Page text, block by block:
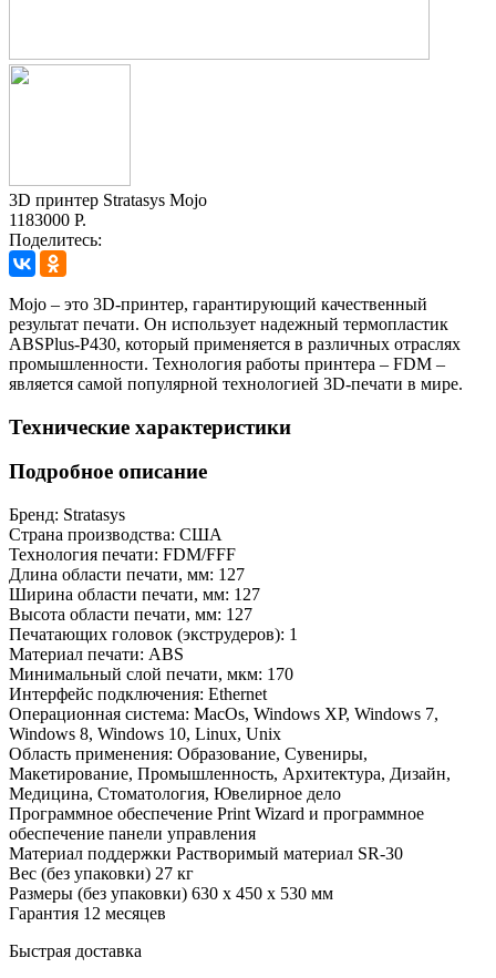
3D принтер Stratasys Mojo
1183000 Р.
Поделитесь:
Mojo – это 3D-принтер, гарантирующий качественный
результат печати. Он использует надежный термопластик
ABSPlus-P430, который применяется в различных отраслях
промышленности. Технология работы принтера – FDM –
является самой популярной технологией 3D-печати в мире.
Технические характеристики
Подробное описание
Бренд: Stratasys
Страна производства: США
Технология печати: FDM/FFF
Длина области печати, мм: 127
Ширина области печати, мм: 127
Высота области печати, мм: 127
Печатающих головок (экструдеров): 1
Материал печати: ABS
Минимальный слой печати, мкм: 170
Интерфейс подключения: Ethernet
Операционная система: MacOs, Windows XP, Windows 7,
Windows 8, Windows 10, Linux, Unix
Область применения: Образование, Сувениры,
Макетирование, Промышленность, Архитектура, Дизайн,
Медицина, Стоматология, Ювелирное дело
Программное обеспечение Print Wizard и программное
обеспечение панели управления
Материал поддержки Растворимый материал SR-30
Вес (без упаковки) 27 кг
Размеры (без упаковки) 630 x 450 x 530 мм
Гарантия 12 месяцев
Быстрая доставка